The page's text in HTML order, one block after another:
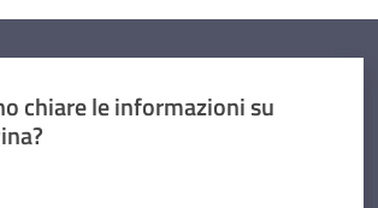
chiare le informazioni su